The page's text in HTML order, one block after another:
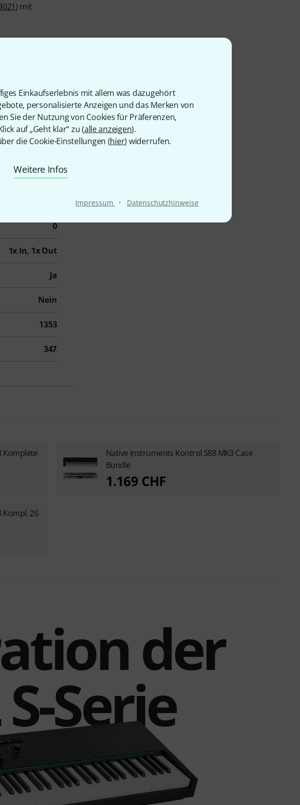
Einkaufserlebnis mit allem was dazugehört
personalisierte Anzeigen und das Merken von
Sie der Nutzung von Cookies für Präferenzen,
auf „Geht klar“ zu (alle anzeigen).
die Cookie-Einstellungen (hier) widerrufen.
Weitere Infos
Impressum · Datenschutzhinweise
) mit
570927
88
Ja
0
1x In, 1x Out
Ja
Nein
1353
347
Komplete
Native Instruments Kontrol S88 MK3 Case
Bundle
1.169 CHF
Kompl. 26
der
Serie